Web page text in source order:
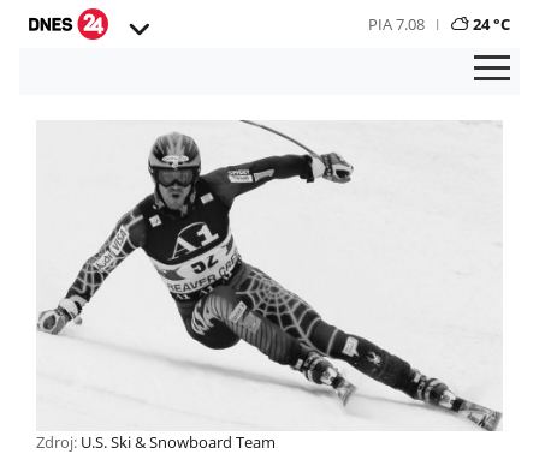
PIA 7.08 24 °C
Zdroj: U.S. Ski & Snowboard Team